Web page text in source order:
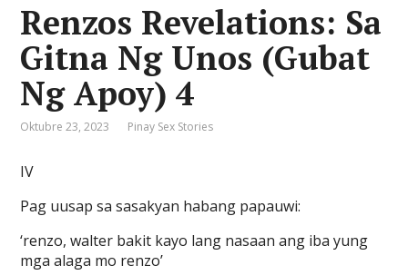
Renzos Revelations: Sa
Gitna Ng Unos (Gubat
Ng Apoy) 4
Oktubre 23, 2023 Pinay Sex Stories
IV
Pag uusap sa sasakyan habang papauwi:
‘renzo, walter bakit kayo lang nasaan ang iba yung
mga alaga mo renzo’